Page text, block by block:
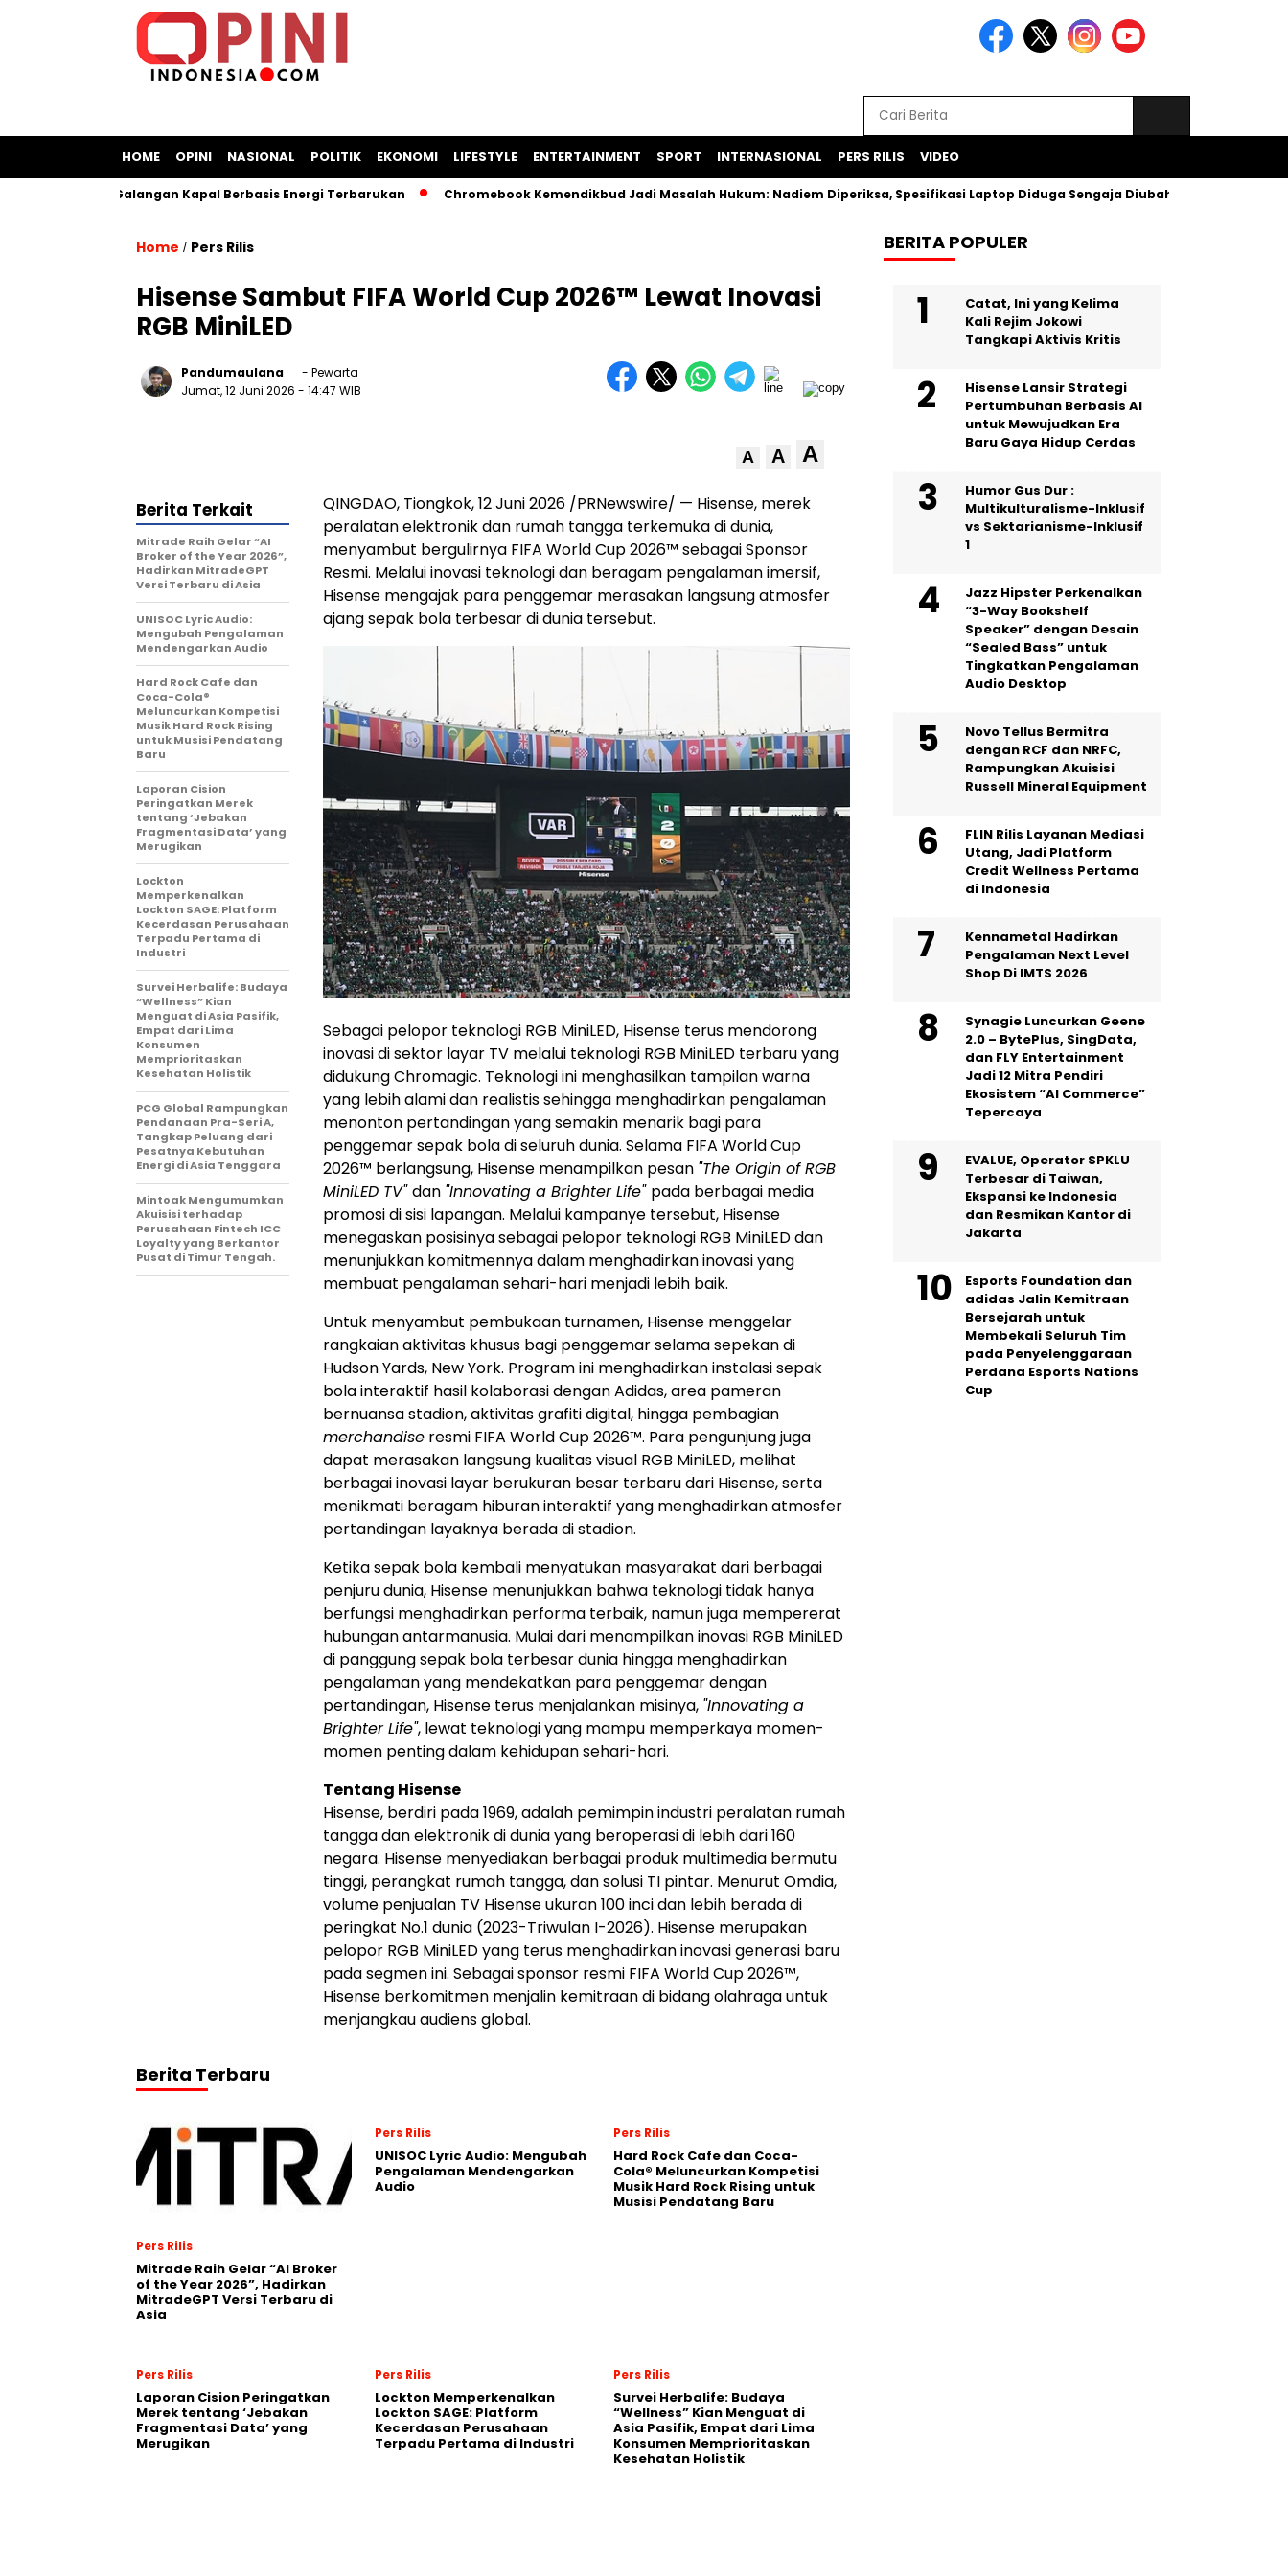
HOME OPINI NASIONAL POLITIK EKONOMI LIFESTYLE ENTERTAINMENT SPORT INTERNASIONAL PERS RILIS VIDEO
Bangun Galangan Kapal Berbasis Energi Terbarukan Chromebook Kemendikbud Jadi Masalah Hukum: Nadiem Diperiksa, Spesifikasi Laptop Diduga Sengaja Diubah Paksa
Home / Pers Rilis
Hisense Sambut FIFA World Cup 2026™ Lewat Inovasi
RGB MiniLED
Pandumaulana
- Pewarta
Jumat, 12 Juni 2026 - 14:47 WIB
A A A
QINGDAO, Tiongkok, 12 Juni 2026 /PRNewswire/ — Hisense, merek
peralatan elektronik dan rumah tangga terkemuka di dunia,
menyambut bergulirnya FIFA World Cup 2026™ sebagai Sponsor
Resmi. Melalui inovasi teknologi dan beragam pengalaman imersif,
Hisense mengajak para penggemar merasakan langsung atmosfer
ajang sepak bola terbesar di dunia tersebut.
Sebagai pelopor teknologi RGB MiniLED, Hisense terus mendorong
inovasi di sektor layar TV melalui teknologi RGB MiniLED terbaru yang
didukung Chromagic. Teknologi ini menghasilkan tampilan warna
yang lebih alami dan realistis sehingga menghadirkan pengalaman
menonton pertandingan yang semakin menarik bagi para
penggemar sepak bola di seluruh dunia. Selama FIFA World Cup
2026™ berlangsung, Hisense menampilkan pesan "The Origin of RGB
MiniLED TV"dan "Innovating a Brighter Life" pada berbagai media
promosi di sisi lapangan. Melalui kampanye tersebut, Hisense
menegaskan posisinya sebagai pelopor teknologi RGB MiniLED dan
menunjukkan komitmennya dalam menghadirkan inovasi yang
membuat pengalaman sehari-hari menjadi lebih baik.
Untuk menyambut pembukaan turnamen, Hisense menggelar
rangkaian aktivitas khusus bagi penggemar selama sepekan di
Hudson Yards, New York. Program ini menghadirkan instalasi sepak
bola interaktif hasil kolaborasi dengan Adidas, area pameran
bernuansa stadion, aktivitas grafiti digital, hingga pembagian
merchandise resmi FIFA World Cup 2026™. Para pengunjung juga
dapat merasakan langsung kualitas visual RGB MiniLED, melihat
berbagai inovasi layar berukuran besar terbaru dari Hisense, serta
menikmati beragam hiburan interaktif yang menghadirkan atmosfer
pertandingan layaknya berada di stadion.
Ketika sepak bola kembali menyatukan masyarakat dari berbagai
penjuru dunia, Hisense menunjukkan bahwa teknologi tidak hanya
berfungsi menghadirkan performa terbaik, namun juga mempererat
hubungan antarmanusia. Mulai dari menampilkan inovasi RGB MiniLED
di panggung sepak bola terbesar dunia hingga menghadirkan
pengalaman yang mendekatkan para penggemar dengan
pertandingan, Hisense terus menjalankan misinya, "Innovating a
Brighter Life", lewat teknologi yang mampu memperkaya momen-
momen penting dalam kehidupan sehari-hari.
Tentang Hisense
Hisense, berdiri pada 1969, adalah pemimpin industri peralatan rumah
tangga dan elektronik di dunia yang beroperasi di lebih dari 160
negara. Hisense menyediakan berbagai produk multimedia bermutu
tinggi, perangkat rumah tangga, dan solusi TI pintar. Menurut Omdia,
volume penjualan TV Hisense ukuran 100 inci dan lebih berada di
peringkat No.1 dunia (2023-Triwulan I-2026). Hisense merupakan
pelopor RGB MiniLED yang terus menghadirkan inovasi generasi baru
pada segmen ini. Sebagai sponsor resmi FIFA World Cup 2026™,
Hisense berkomitmen menjalin kemitraan di bidang olahraga untuk
menjangkau audiens global.
Berita Terkait
Mitrade Raih Gelar “AI
Broker of the Year 2026”,
Hadirkan MitradeGPT
Versi Terbaru di Asia
UNISOC Lyric Audio:
Mengubah Pengalaman
Mendengarkan Audio
Hard Rock Cafe dan
Coca-Cola®
Meluncurkan Kompetisi
Musik Hard Rock Rising
untuk Musisi Pendatang
Baru
Laporan Cision
Peringatkan Merek
tentang ‘Jebakan
Fragmentasi Data’ yang
Merugikan
Lockton
Memperkenalkan
Lockton SAGE: Platform
Kecerdasan Perusahaan
Terpadu Pertama di
Industri
Survei Herbalife: Budaya
“Wellness” Kian
Menguat di Asia Pasifik,
Empat dari Lima
Konsumen
Memprioritaskan
Kesehatan Holistik
PCG Global Rampungkan
Pendanaan Pra-Seri A,
Tangkap Peluang dari
Pesatnya Kebutuhan
Energi di Asia Tenggara
Mintoak Mengumumkan
Akuisisi terhadap
Perusahaan Fintech ICC
Loyalty yang Berkantor
Pusat di Timur Tengah.
Berita Terbaru
Pers Rilis
Mitrade Raih Gelar “AI Broker
of the Year 2026”, Hadirkan
MitradeGPT Versi Terbaru di
Asia
Pers Rilis
UNISOC Lyric Audio: Mengubah
Pengalaman Mendengarkan
Audio
Pers Rilis
Hard Rock Cafe dan Coca-
Cola® Meluncurkan Kompetisi
Musik Hard Rock Rising untuk
Musisi Pendatang Baru
Pers Rilis
Laporan Cision Peringatkan
Merek tentang ‘Jebakan
Fragmentasi Data’ yang
Merugikan
Pers Rilis
Lockton Memperkenalkan
Lockton SAGE: Platform
Kecerdasan Perusahaan
Terpadu Pertama di Industri
Pers Rilis
Survei Herbalife: Budaya
“Wellness” Kian Menguat di
Asia Pasifik, Empat dari Lima
Konsumen Memprioritaskan
Kesehatan Holistik
BERITA POPULER
Catat, Ini yang Kelima
Kali Rejim Jokowi
Tangkapi Aktivis Kritis
Hisense Lansir Strategi
Pertumbuhan Berbasis AI
untuk Mewujudkan Era
Baru Gaya Hidup Cerdas
Humor Gus Dur :
Multikulturalisme-Inklusif
vs Sektarianisme-Inklusif
1
Jazz Hipster Perkenalkan
“3-Way Bookshelf
Speaker” dengan Desain
“Sealed Bass” untuk
Tingkatkan Pengalaman
Audio Desktop
Novo Tellus Bermitra
dengan RCF dan NRFC,
Rampungkan Akuisisi
Russell Mineral Equipment
FLIN Rilis Layanan Mediasi
Utang, Jadi Platform
Credit Wellness Pertama
di Indonesia
Kennametal Hadirkan
Pengalaman Next Level
Shop Di IMTS 2026
Synagie Luncurkan Geene
2.0 – BytePlus, SingData,
dan FLY Entertainment
Jadi 12 Mitra Pendiri
Ekosistem “AI Commerce”
Tepercaya
EVALUE, Operator SPKLU
Terbesar di Taiwan,
Ekspansi ke Indonesia
dan Resmikan Kantor di
Jakarta
Esports Foundation dan
adidas Jalin Kemitraan
Bersejarah untuk
Membekali Seluruh Tim
pada Penyelenggaraan
Perdana Esports Nations
Cup